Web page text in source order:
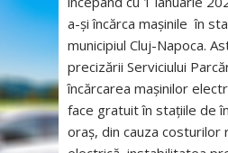
a-și încărca mașinile în
municipiul Cluj-Napoca.
precizării Serviciului
încărcarea mașinilor
face gratuit în stațiile de
oraș, din cauza costurilor